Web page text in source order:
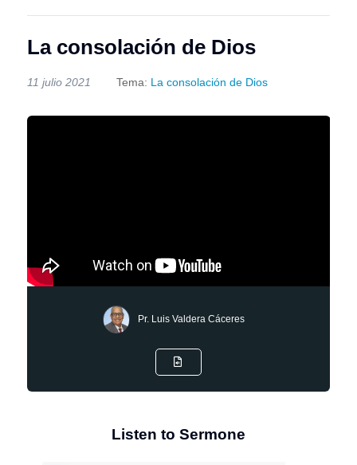
La consolación de Dios
11 julio 2021 Tema: La consolación de Dios
Pr. Luis Valdera Cáceres
Listen to Sermone